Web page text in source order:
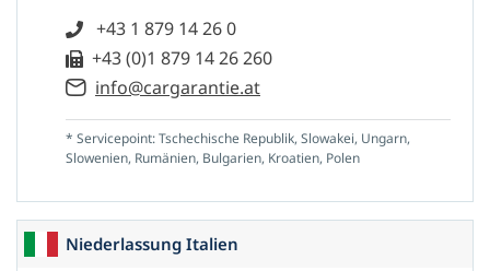
+43 1 879 14 26 0
+43 (0)1 879 14 26 260
info@cargarantie.at
* Servicepoint: Tschechische Republik, Slowakei, Ungarn,
Slowenien, Rumänien, Bulgarien, Kroatien, Polen
Niederlassung Italien